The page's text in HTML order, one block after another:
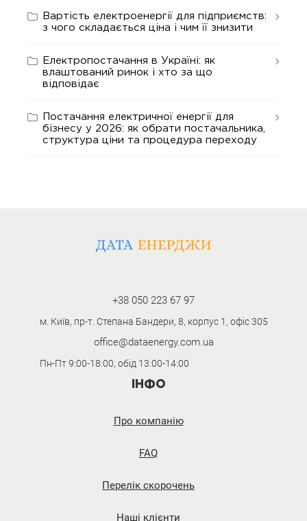
Вартість електроенергії для підприємств:
з чого складається ціна і чим її знизити
Електропостачання в Україні: як
влаштований ринок і хто за що
відповідає
Постачання електричної енергії для
бізнесу у 2026: як обрати постачальника,
структура ціни та процедура переходу
+38 050 223 67 97
м. Київ, пр-т. Степана Бандери, 8, корпус 1, офіс 305
office@dataenergy.com.ua
Пн-Пт 9:00-18:00, обід 13:00-14:00
ІНФО
Про компанію
FAQ
Перелік скорочень
Наші клієнти